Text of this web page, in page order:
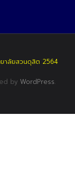
ยาลัยสวนดุสิต 2564
by WordPress.